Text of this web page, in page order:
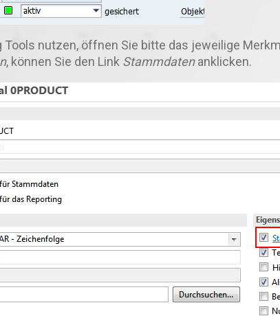
Tools nutzen, öffnen Sie bitte das jeweilige
, können Sie den Link Stammdaten anklicken.